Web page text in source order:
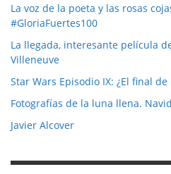
La voz de la poeta y las rosas
#GloriaFuertes100
La llegada, interesante película
Villeneuve
Star Wars Episodio IX: ¿El final de
Fotografías de la luna llena.
Javier Alcover